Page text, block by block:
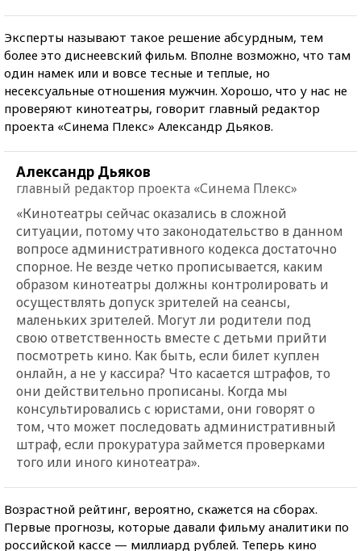
Эксперты называют такое решение абсурдным, тем
более это диснеевский фильм. Вполне возможно, что там
один намек или и вовсе тесные и теплые, но
несексуальные отношения мужчин. Хорошо, что у нас не
проверяют кинотеатры, говорит главный редактор
проекта «Синема Плекс» Александр Дьяков.
Александр Дьяков
главный редактор проекта «Синема Плекс»
«Кинотеатры сейчас оказались в сложной
ситуации, потому что законодательство в данном
вопросе административного кодекса достаточно
спорное. Не везде четко прописывается, каким
образом кинотеатры должны контролировать и
осуществлять допуск зрителей на сеансы,
маленьких зрителей. Могут ли родители под
свою ответственность вместе с детьми прийти
посмотреть кино. Как быть, если билет куплен
онлайн, а не у кассира? Что касается штрафов, то
они действительно прописаны. Когда мы
консультировались с юристами, они говорят о
том, что может последовать административный
штраф, если прокуратура займется проверками
того или иного кинотеатра».
Возрастной рейтинг, вероятно, скажется на сборах.
Первые прогнозы, которые давали фильму аналитики по
российской кассе — миллиард рублей. Теперь кино